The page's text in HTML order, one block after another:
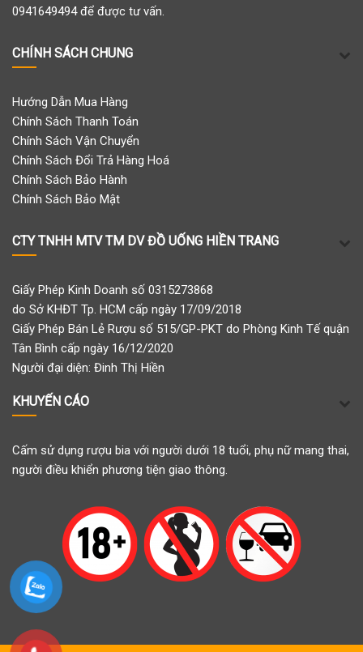
0941649494 để được tư vấn.
CHÍNH SÁCH CHUNG
Hướng Dẫn Mua Hàng
Chính Sách Thanh Toán
Chính Sách Vận Chuyển
Chính Sách Đổi Trả Hàng Hoá
Chính Sách Bảo Hành
Chính Sách Bảo Mật
CTY TNHH MTV TM DV ĐỒ UỐNG HIỀN TRANG
Giấy Phép Kinh Doanh số 0315273868
do Sở KHĐT Tp. HCM cấp ngày 17/09/2018
Giấy Phép Bán Lẻ Rượu số 515/GP-PKT do Phòng Kinh Tế quận
Tân Bình cấp ngày 16/12/2020
Người đại diện: Đinh Thị Hiền
KHUYẾN CÁO
Cấm sử dụng rượu bia với người dưới 18 tuổi, phụ nữ mang thai,
người điều khiển phương tiện giao thông.